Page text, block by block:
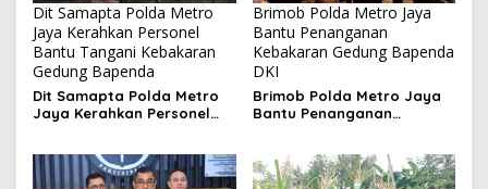
Dit Samapta Polda Metro
Jaya Kerahkan Personel
Bantu Tangani Kebakaran
Gedung Bapenda
Dit Samapta Polda Metro
Jaya Kerahkan Personel
Brimob Polda Metro Jaya
Bantu Penanganan
Kebakaran Gedung Bapenda
DKI
Brimob Polda Metro Jaya
Bantu Penanganan